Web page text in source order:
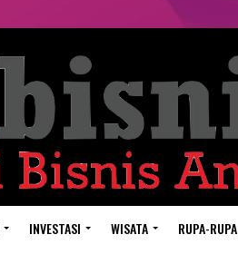
INVESTASI WISATA RUPA-RUPA